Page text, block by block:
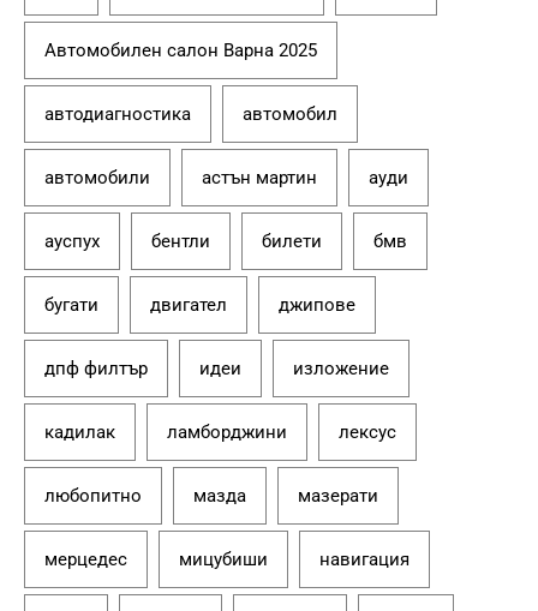
Автомобилен салон Варна 2025
автодиагностика автомобил
автомобили астън мартин ауди
ауспух бентли билети бмв
бугати двигател джипове
дпф филтър идеи изложение
кадилак ламборджини лексус
любопитно мазда мазерати
мерцедес мицубиши навигация